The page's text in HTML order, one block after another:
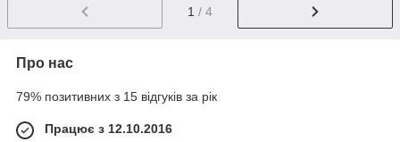
1 / 4
Про нас
79% позитивних з 15 відгуків за рік
Працює з 12.10.2016